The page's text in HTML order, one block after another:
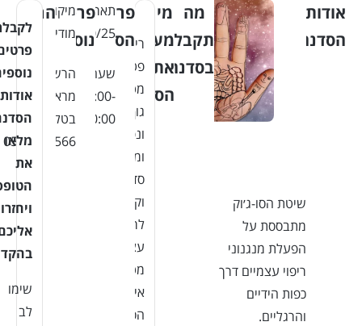
אודות
הסדנה
שיטת הסו-ג׳וק
מתבססת על
הפעלת מנגנוני
ריפוי עצמיים דרך
כפות הידיים
והרגליים.
מה
תקבלו
בסדנה
מי
מעביר
את
הסדנה?
ריקי
פטל
מטפלת
גוף
ונפש
ומנחה
סדנאות
וקורסים
לריפוי
עצמי
מטעם
איגוד
הסו-ג׳וק
פרטי
הסדנה
תאריך:
14/10/25
שעה:
18:00-
20:00
פרטים
נוספים
מיקום:
מודיעין
הרשמה
מראש
בטלפון:
0524673566
הרשמה
אודות
מלאו
את
ויחזרו
שימו
לב